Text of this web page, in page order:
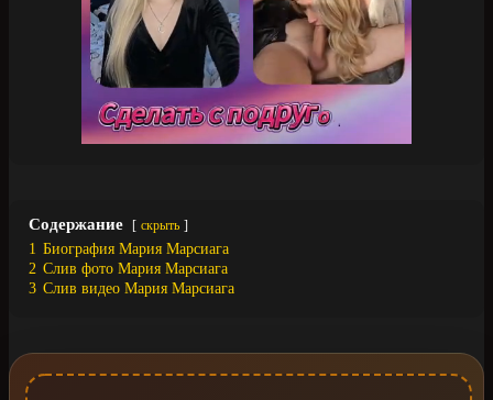
Содержание скрыть
1 Биография Мария Марсиага
2 Слив фото Мария Марсиага
3 Слив видео Мария Марсиага